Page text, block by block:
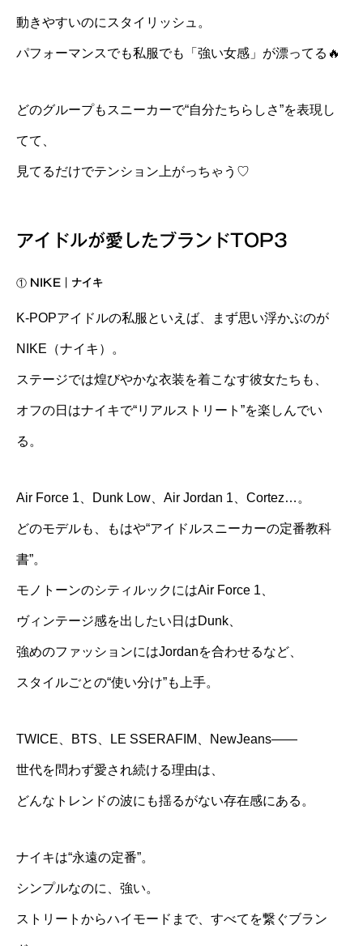
動きやすいのにスタイリッシュ。
パフォーマンスでも私服でも「強い女感」が漂ってる🔥
どのグループもスニーカーで“自分たちらしさ”を表現し
てて、
見てるだけでテンション上がっちゃう♡
アイドルが愛したブランドTOP3
① NIKE｜ナイキ
K-POPアイドルの私服といえば、まず思い浮かぶのが
NIKE（ナイキ）。
ステージでは煌びやかな衣装を着こなす彼女たちも、
オフの日はナイキで“リアルストリート”を楽しんでい
る。
Air Force 1、Dunk Low、Air Jordan 1、Cortez…。
どのモデルも、もはや“アイドルスニーカーの定番教科
書”。
モノトーンのシティルックにはAir Force 1、
ヴィンテージ感を出したい日はDunk、
強めのファッションにはJordanを合わせるなど、
スタイルごとの“使い分け”も上手。
TWICE、BTS、LE SSERAFIM、NewJeans——
世代を問わず愛され続ける理由は、
どんなトレンドの波にも揺るがない存在感にある。
ナイキは“永遠の定番”。
シンプルなのに、強い。
ストリートからハイモードまで、すべてを繋ぐブラン